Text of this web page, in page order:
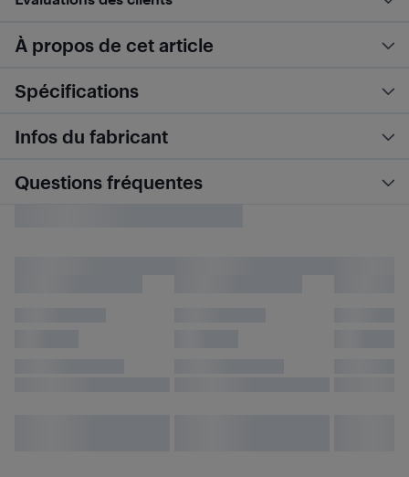
À propos de cet article
Spécifications
Infos du fabricant
Questions fréquentes